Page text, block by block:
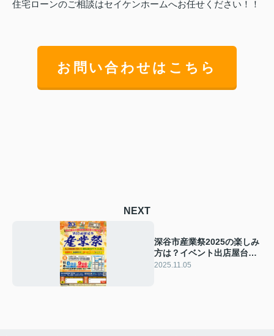
住宅ローンのご相談はセイケンホームへお任せください！！
お問い合わせはこちら
NEXT
深谷市産業祭2025の楽しみ
方は？イベント出店屋台人
気おすすめアクセス情報も
2025.11.05